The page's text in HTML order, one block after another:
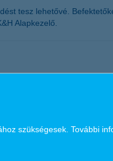
tesz lehetővé.
Alapkezelő.
nemcsak az Európai
szükségesek. További